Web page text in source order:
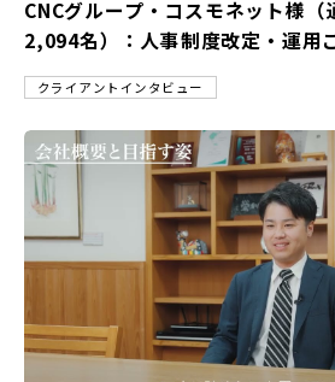
CNCグループ・コスモネット様（
2,094名）：人事制度改定・運用
クライアントインタビュー